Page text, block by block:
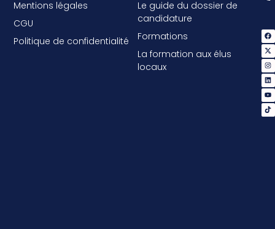
Le guide du dossier de
candidature
Formations
La formation aux élus
locaux
Mentions légales
CGU
Politique de confidentialité